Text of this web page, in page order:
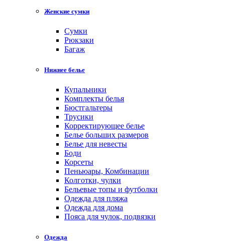
Женские сумки
Cумки
Рюкзаки
Багаж
Нижнее белье
Купальники
Комплекты белья
Бюстгальтеры
Трусики
Корректирующее белье
Белье больших размеров
Белье для невесты
Боди
Корсеты
Пеньюары, Комбинации
Колготки, чулки
Бельевые топы и футболки
Одежда для пляжа
Одежда для дома
Пояса для чулок, подвязки
Одежда